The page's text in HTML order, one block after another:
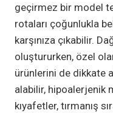
geçirmez bir model
rotaları çoğunlukla
karşınıza çıkabilir.
oluştururken, özel
ürünlerini de dikkate
alabilir, hipoalerjenik
kıyafetler, tırmanış